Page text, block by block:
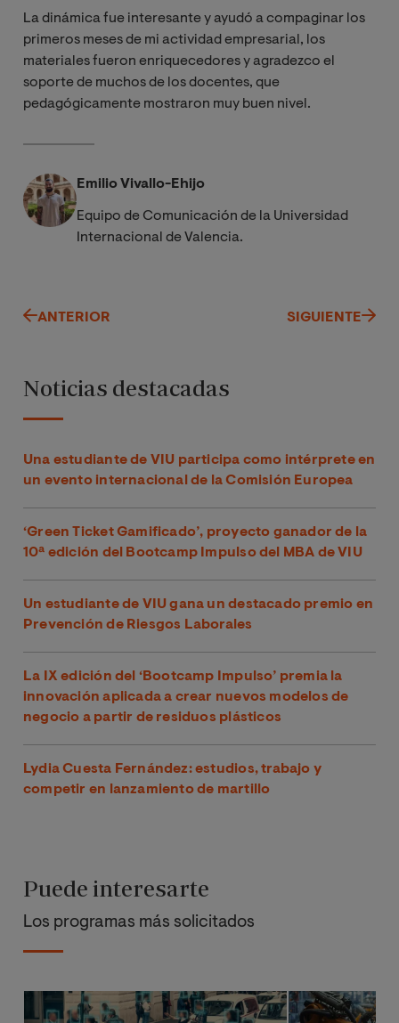
La dinámica fue interesante y ayudó a compaginar los
primeros meses de mi actividad empresarial, los
materiales fueron enriquecedores y agradezco el
soporte de muchos de los docentes, que
pedagógicamente mostraron muy buen nivel.
Emilio Vivallo-Ehijo
Equipo de Comunicación de la Universidad
Internacional de Valencia.
ANTERIOR SIGUIENTE
Noticias destacadas
Una estudiante de VIU participa como intérprete en
un evento internacional de la Comisión Europea
‘Green Ticket Gamificado’, proyecto ganador de la
10ª edición del Bootcamp Impulso del MBA de VIU
Un estudiante de VIU gana un destacado premio en
Prevención de Riesgos Laborales
La IX edición del ‘Bootcamp Impulso’ premia la
innovación aplicada a crear nuevos modelos de
negocio a partir de residuos plásticos
Lydia Cuesta Fernández: estudios, trabajo y
competir en lanzamiento de martillo
Puede interesarte
Los programas más solicitados